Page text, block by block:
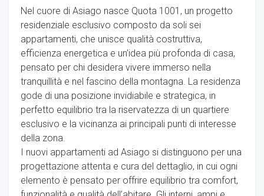
Nel cuore di Asiago nasce Quota 1001, un progetto
residenziale esclusivo composto da soli sei
appartamenti, che unisce qualità costruttiva,
efficienza energetica e un’idea più profonda di casa,
pensato per chi desidera vivere immerso nella
tranquillità e nel fascino della montagna. La residenza
gode di una posizione invidiabile e strategica, in
perfetto equilibrio tra la riservatezza di un quartiere
esclusivo e la vicinanza ai principali punti di interesse
della zona.
I nuovi appartamenti ad Asiago si distinguono per una
progettazione attenta e cura del dettaglio, in cui ogni
elemento è pensato per offrire equilibrio tra comfort,